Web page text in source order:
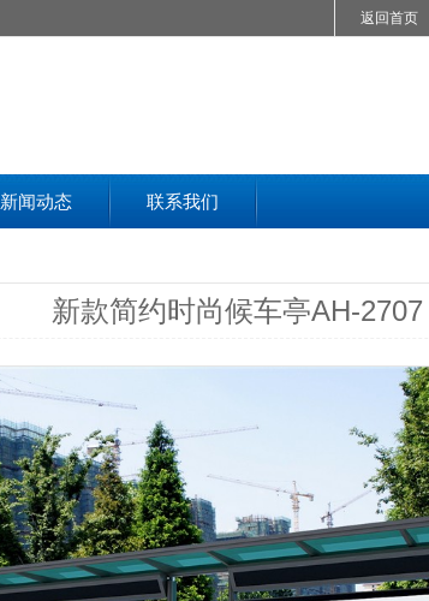
返回首页
新闻动态 联系我们
新款简约时尚候车亭AH-2707